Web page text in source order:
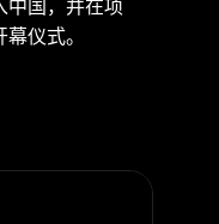
中国，并在项
仪式。